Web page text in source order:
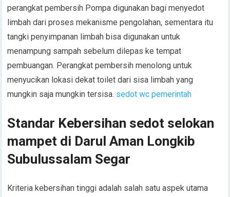
perangkat pembersih Pompa digunakan bagi menyedot
limbah dari proses mekanisme pengolahan, sementara itu
tangki penyimpanan limbah bisa digunakan untuk
menampung sampah sebelum dilepas ke tempat
pembuangan. Perangkat pembersih menolong untuk
menyucikan lokasi dekat toilet dari sisa limbah yang
mungkin saja mungkin tersisa. sedot wc pemerintah
Standar Kebersihan sedot selokan
mampet di Darul Aman Longkib
Subulussalam Segar
Kriteria kebersihan tinggi adalah salah satu aspek utama